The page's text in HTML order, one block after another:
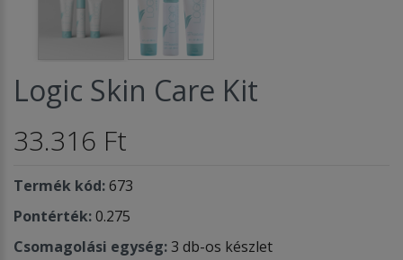
Logic Skin Care Kit
33.316 Ft
Termék kód:673
Pontérték:0.275
Csomagolási egység:3 db-os készlet